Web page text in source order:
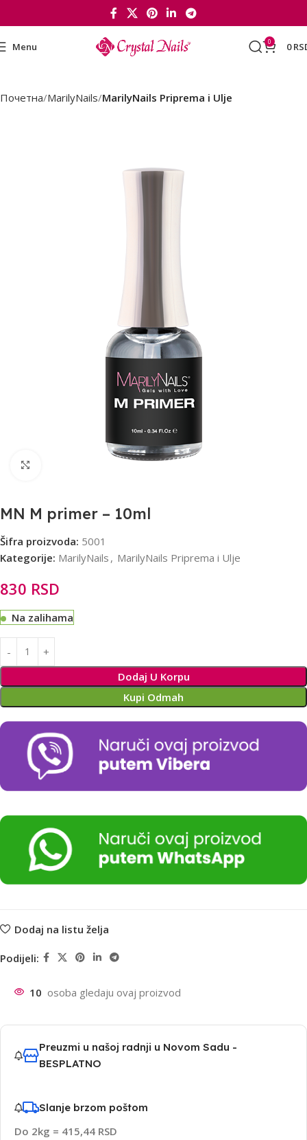
Menu 0 0
Почетна MarilyNails MarilyNails Priprema i Ulje
MN M primer – 10ml
Šifra proizvoda: 5001
Kategorije: MarilyNails , MarilyNails Priprema i Ulje
830 RSD
Na zalihama
Dodaj U Korpu
Kupi Odmah
Alternative:
Dodaj na listu želja
Podijeli:
10 osoba gledaju ovaj proizvod
Preuzmi u našoj radnji u Novom Sadu -
BESPLATNO
Slanje brzom poštom
Do 2kg = 415,44 RSD